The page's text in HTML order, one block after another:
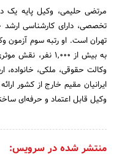
تخصصی، دارای کارشناسی ارشد
به بیش از
وکالت حقوقی، ملکی،
ایرانیان مقیم خارج از کشور
وکیل قابل اعتماد و حرفه‌ای
منتشر شده در سرویس: